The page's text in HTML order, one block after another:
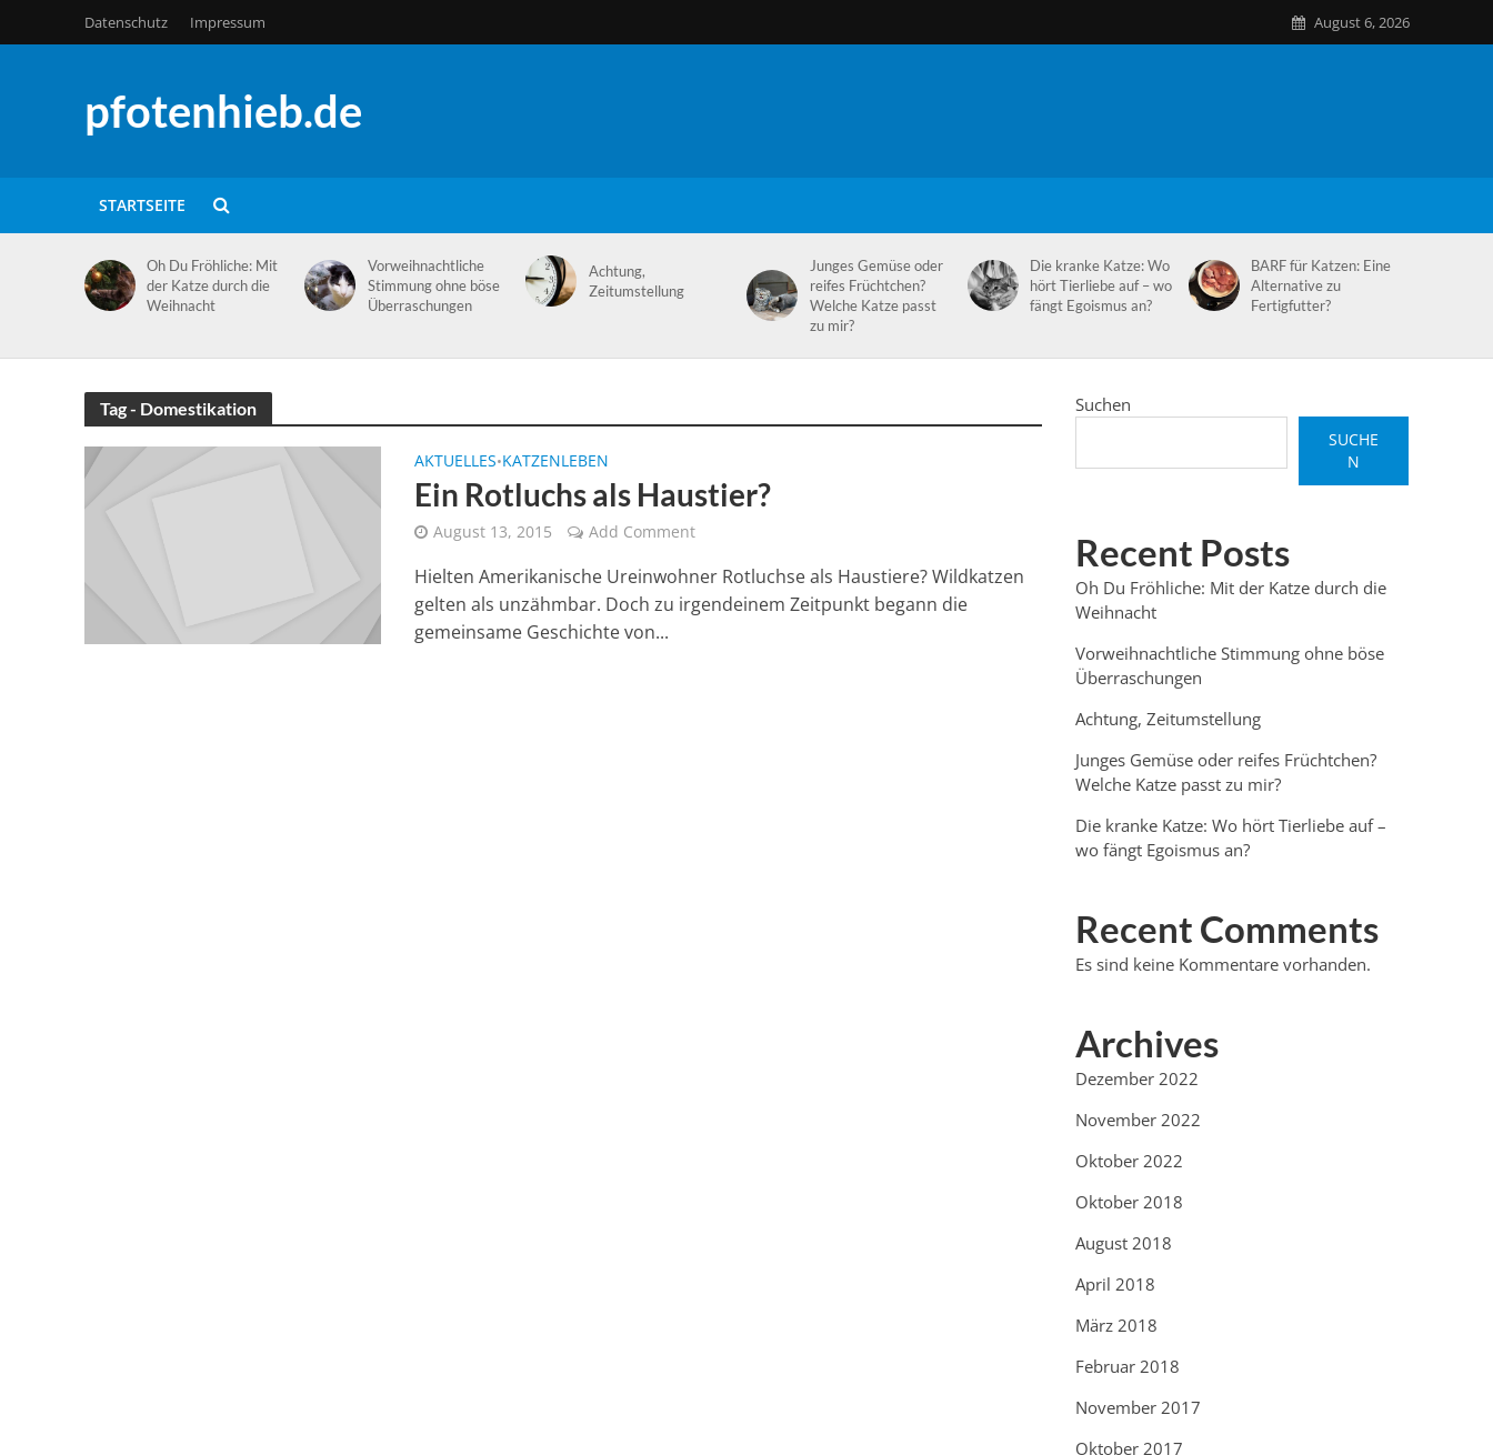
Datenschutz Impressum August 6, 2026
pfotenhieb.de
STARTSEITE
Oh Du Fröhliche: Mit
der Katze durch die
Weihnacht
Vorweihnachtliche
Stimmung ohne böse
Überraschungen
Achtung,
Zeitumstellung
Junges Gemüse oder
reifes Früchtchen?
Welche Katze passt
zu mir?
Die kranke Katze: Wo
hört Tierliebe auf – wo
fängt Egoismus an?
BARF für Katzen: Eine
Alternative zu
Fertigfutter?
Tag - Domestikation
AKTUELLES•KATZENLEBEN
Ein Rotluchs als Haustier?
August 13, 2015 Add Comment
Hielten Amerikanische Ureinwohner Rotluchse als Haustiere? Wildkatzen
gelten als unzähmbar. Doch zu irgendeinem Zeitpunkt begann die
gemeinsame Geschichte von...
Suchen
SUCHE
N
Recent Posts
Oh Du Fröhliche: Mit der Katze durch die
Weihnacht
Vorweihnachtliche Stimmung ohne böse
Überraschungen
Achtung, Zeitumstellung
Junges Gemüse oder reifes Früchtchen?
Welche Katze passt zu mir?
Die kranke Katze: Wo hört Tierliebe auf –
wo fängt Egoismus an?
Recent Comments
Es sind keine Kommentare vorhanden.
Archives
Dezember 2022
November 2022
Oktober 2022
Oktober 2018
August 2018
April 2018
März 2018
Februar 2018
November 2017
Oktober 2017